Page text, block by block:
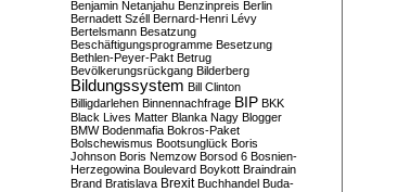
Benjamin Netanjahu Benzinpreis Berlin
Bernadett Széll Bernard-Henri Lévy
Bertelsmann Besatzung
Beschäftigungsprogramme Besetzung
Bethlen-Peyer-Pakt Betrug
Bevölkerungsrückgang Bilderberg
Bildungssystem Bill Clinton
Billigdarlehen Binnennachfrage BIP BKK
Black Lives Matter Blanka Nagy Blogger
BMW Bodenmafia Bokros-Paket
Bolschewismus Bootsunglück Boris
Johnson Boris Nemzow Borsod 6 Bosnien-
Herzegowina Boulevard Boykott Braindrain
Brand Bratislava Brexit Buchhandel Buda-